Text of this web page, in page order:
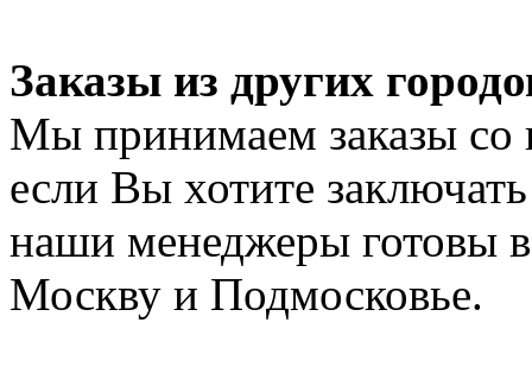
Заказы из других
Мы принимаем заказы со
если Вы хотите
наши менеджеры готовы
Москву и Подмосковье.